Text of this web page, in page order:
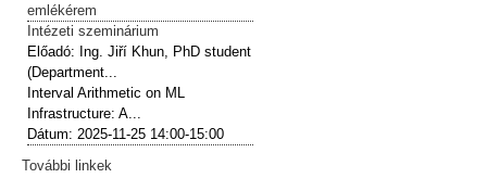
emlékérem
Intézeti szeminárium
Előadó: Ing. Jiří Khun, PhD student
(Department...
Interval Arithmetic on ML
Infrastructure: A...
Dátum: 2025-11-25 14:00-15:00
További linkek